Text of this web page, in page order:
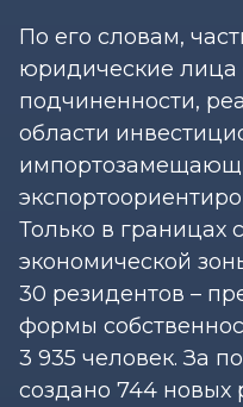
По его словам,
юридические лица
подчиненности,
области
Только в границах
экономической
30 резидентов –
формы
3 935 человек. За
создано 744 новых